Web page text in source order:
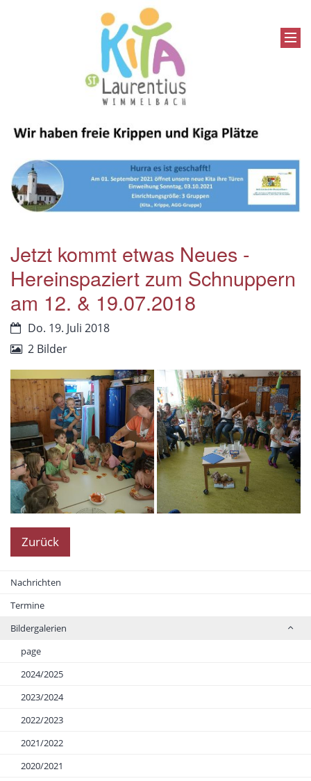
Jetzt kommt etwas Neues -
Hereinspaziert zum Schnuppern
am 12. & 19.07.2018
Do. 19. Juli 2018
2 Bilder
Zurück
Nachrichten
Termine
Bildergalerien
page
2024/2025
2023/2024
2022/2023
2021/2022
2020/2021